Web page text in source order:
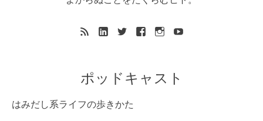
ポッドキャスト
はみだし系ライフの歩きかた